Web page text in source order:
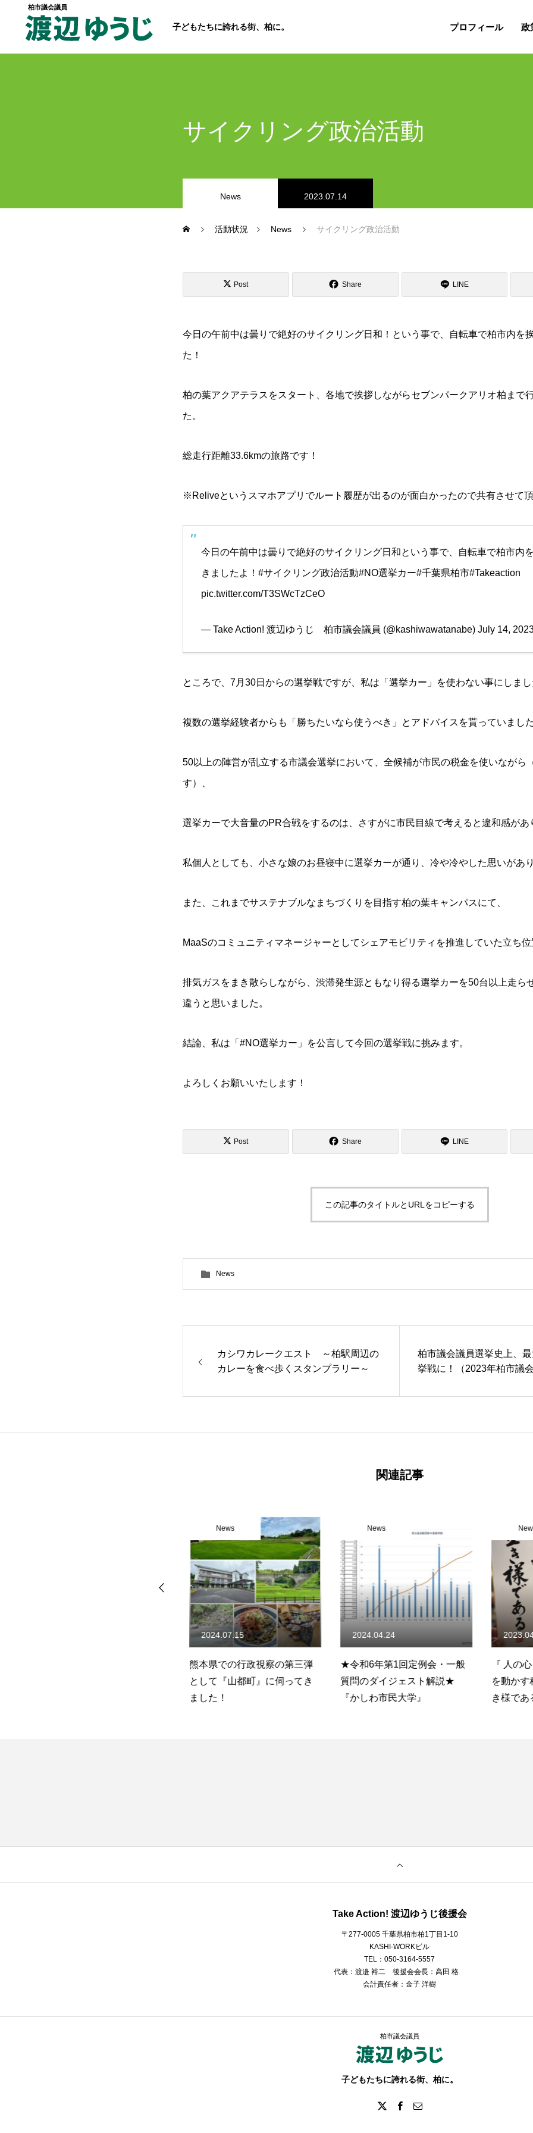
柏市議会議員
子どもたちに誇れる街、柏に。 プロフィール 政
選挙ドットコム
サイクリング政治活動
News 2023.07.14
活動状況 News サイクリング政治活動
Post Share LINE
今日の午前中は曇りで絶好のサイクリング日和！という事で、自転車で柏市内を
た！
柏の葉アクアテラスをスタート、各地で挨拶しながらセブンパークアリオ柏まで
た。
総走行距離33.6kmの旅路です！
※Reliveというスマホアプリでルート履歴が出るのが面白かったので共有させて
今日の午前中は曇りで絶好のサイクリング日和という事で、自転車で柏市内
きましたよ！ #サイクリング政治活動#NO選挙カー#千葉県柏市#Takeaction
pic.twitter.com/T3SWcTzCeO
— Take Action! 渡辺ゆうじ 柏市議会議員 (@kashiwawatanabe) July 14,
ところで、7月30日からの選挙戦ですが、私は「選挙カー」を使わない事にしま
複数の選挙経験者からも「勝ちたいなら使うべき」とアドバイスを貰っていまし
50以上の陣営が乱立する市議会選挙において、全候補が市民の税金を使いながら
す）、
選挙カーで大音量のPR合戦をするのは、さすがに市民目線で考えると違和感があ
私個人としても、小さな娘のお昼寝中に選挙カーが通り、冷や冷やした思いがあ
また、これまでサステナブルなまちづくりを目指す柏の葉キャンパスにて、
MaaSのコミュニティマネージャーとしてシェアモビリティを推進していた立ち
排気ガスをまき散らしながら、渋滞発生源ともなり得る選挙カーを50台以上走ら
違うと思いました。
結論、私は「#NO選挙カー」を公言して今回の選挙戦に挑みます。
よろしくお願いいたします！
Post Share LINE
この記事のタイトルとURLをコピーする
News
カシワカレークエスト ～柏駅周辺の
カレーを食べ歩くスタンプラリー～
柏市議会議員選挙史上、
挙戦に！（2023年柏市議
関連記事
News
熊本県での行政視察の第三弾
として『山都町』に伺ってき
ました！
2024.07.15
News
★令和6年第1回定例会・一般
質問のダイジェスト解説★
『かしわ市民大学』
2024.04.24
News
『 人の心
を動かす
き様であ
Take Action! 渡辺ゆうじ後援会
〒277-0005 千葉県柏市柏1丁目1-10
KASHI-WORKビル
TEL：050-3164-5557
代表：渡邉 裕二 後援会会長：高田 格
会計責任者：金子 洋樹
柏市議会議員
子どもたちに誇れる街、柏に。